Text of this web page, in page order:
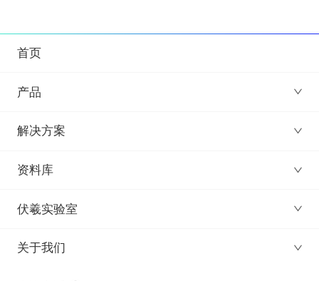
首页
产品
解决方案
资料库
伏羲实验室
关于我们